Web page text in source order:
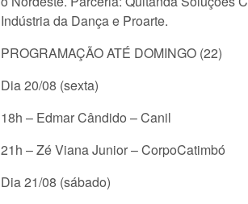
Indústria da Dança e Proarte.
PROGRAMAÇÃO ATÉ DOMINGO (22)
Dia 20/08 (sexta)
18h – Edmar Cândido – Canil
21h – Zé Viana Junior – CorpoCatimbó
Dia 21/08 (sábado)